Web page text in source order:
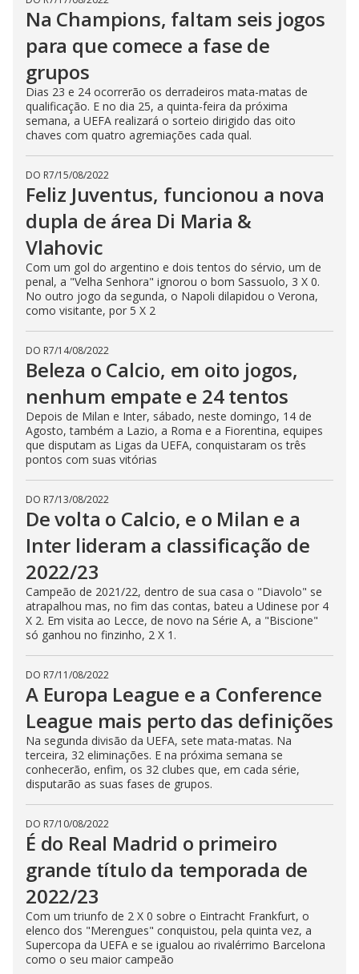
Na Champions, faltam seis jogos
para que comece a fase de
grupos
Dias 23 e 24 ocorrerão os derradeiros mata-matas de
qualificação. E no dia 25, a quinta-feira da próxima
semana, a UEFA realizará o sorteio dirigido das oito
chaves com quatro agremiações cada qual.
DO R7/15/08/2022
Feliz Juventus, funcionou a nova
dupla de área Di Maria &
Vlahovic
Com um gol do argentino e dois tentos do sérvio, um de
penal, a "Velha Senhora" ignorou o bom Sassuolo, 3 X 0.
No outro jogo da segunda, o Napoli dilapidou o Verona,
como visitante, por 5 X 2
DO R7/14/08/2022
Beleza o Calcio, em oito jogos,
nenhum empate e 24 tentos
Depois de Milan e Inter, sábado, neste domingo, 14 de
Agosto, também a Lazio, a Roma e a Fiorentina, equipes
que disputam as Ligas da UEFA, conquistaram os três
pontos com suas vitórias
DO R7/13/08/2022
De volta o Calcio, e o Milan e a
Inter lideram a classificação de
2022/23
Campeão de 2021/22, dentro de sua casa o "Diavolo" se
atrapalhou mas, no fim das contas, bateu a Udinese por 4
X 2. Em visita ao Lecce, de novo na Série A, a "Biscione"
só ganhou no finzinho, 2 X 1.
DO R7/11/08/2022
A Europa League e a Conference
League mais perto das definições
Na segunda divisão da UEFA, sete mata-matas. Na
terceira, 32 eliminações. E na próxima semana se
conhecerão, enfim, os 32 clubes que, em cada série,
disputarão as suas fases de grupos.
DO R7/10/08/2022
É do Real Madrid o primeiro
grande título da temporada de
2022/23
Com um triunfo de 2 X 0 sobre o Eintracht Frankfurt, o
elenco dos "Merengues" conquistou, pela quinta vez, a
Supercopa da UEFA e se igualou ao rivalérrimo Barcelona
como o seu maior campeão